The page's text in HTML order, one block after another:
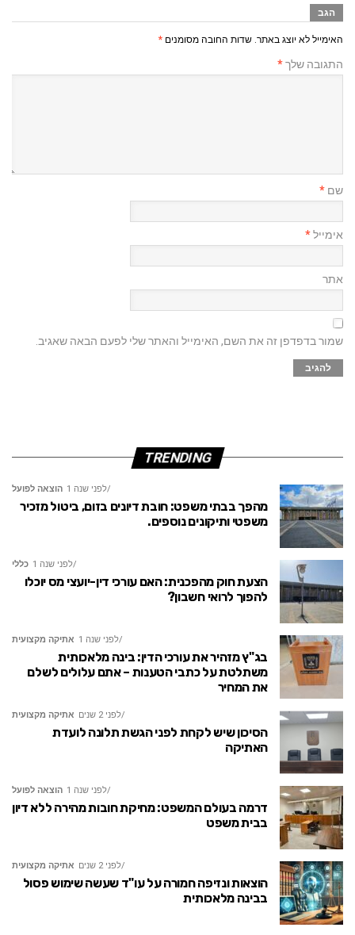
הגב
האימייל לא יוצג באתר. שדות החובה מסומנים *
התגובה שלך*
שם *
אימייל*
אתר
שמור בדפדפן זה את השם, האימייל והאתר שלי לפעם הבאה שאגיב.
TRENDING
הוצאה לפועל לפני שנה 1
מהפך בבתי משפט: חובת דיונים בזום, ביטול מזכיר
משפטי ותיקונים נוספים.
כללי לפני שנה 1
הצעת חוק מהפכנית: האם עורכי דין-יועצי מס יוכלו
להפוך לרואי חשבון?
אתיקה מקצועית לפני שנה 1
בג"ץ מזהיר את עורכי הדין: בינה מלאכותית
משתלטת על כתבי הטענות – אתם עלולים לשלם
את המחיר
אתיקה מקצועית לפני 2 שנים
הסיכון שיש לקחת לפני הגשת תלונה לועדת
האתיקה
הוצאה לפועל לפני שנה 1
דרמה בעולם המשפט: מחיקת חובות מהירה ללא דיון
בבית משפט
אתיקה מקצועית לפני 2 שנים
הוצאות ונזיפה חמורה על עו"ד שעשה שימוש פסול
בבינה מלאכותית